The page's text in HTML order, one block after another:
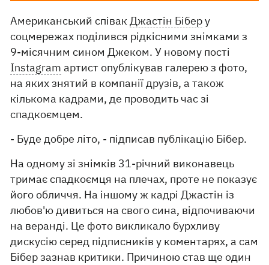
Американський співакДжастін Біберу
соцмережах поділився рідкісними знімками з
9-місячним сином Джеком. У новому пості
Instagram артист опублікував галерею з фото,
на яких знятий в компанії друзів, а також
кількома кадрами, де проводить час зі
спадкоємцем.
- Буде добре літо, - підписав публікацію Бібер.
На одному зі знімків 31-річний виконавець
тримає спадкоємця на плечах, проте не показує
його обличчя. На іншому ж кадрі Джастін із
любов'ю дивиться на свого сина, відпочиваючи
на веранді. Це фото викликало бурхливу
дискусію серед підписників у коментарях, а сам
Бібер зазнав критики. Причиною став ще один